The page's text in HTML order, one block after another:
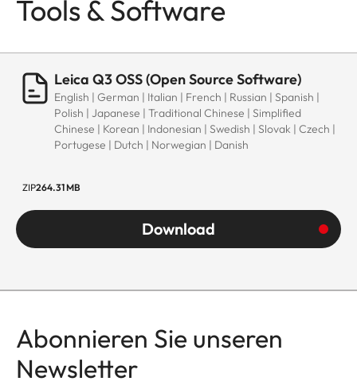
Tools & Software
Leica Q3 OSS (Open Source Software)
English | German | Italian | French | Russian | Spanish |
Polish | Japanese | Traditional Chinese | Simplified
Chinese | Korean | Indonesian | Swedish | Slovak | Czech |
Portugese | Dutch | Norwegian | Danish
ZIP264.31 MB
Download
Abonnieren Sie unseren
Newsletter